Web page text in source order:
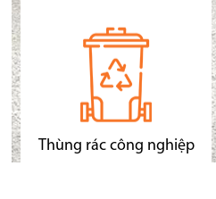
Thùng rác công nghiệp